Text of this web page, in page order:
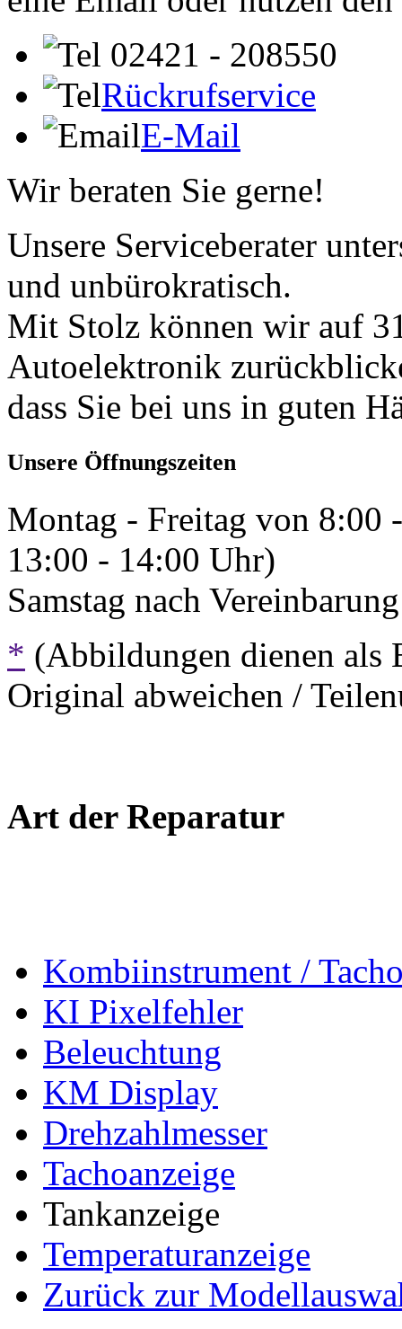
02421 - 208550
Rückrufservice
E-Mail
Wir beraten Sie gerne!
Unsere Serviceberater
und unbürokratisch.
Mit Stolz können wir auf
Autoelektronik
dass Sie bei uns in guten
Unsere Öffnungszeiten
Montag - Freitag von 8:00
13:00 - 14:00 Uhr)
Samstag nach
* (Abbildungen dienen als
Original abweichen /
Art der Reparatur
Kombiinstrument /
KI Pixelfehler
Beleuchtung
KM Display
Drehzahlmesser
Tachoanzeige
Tankanzeige
Temperaturanzeige
Zurück zur